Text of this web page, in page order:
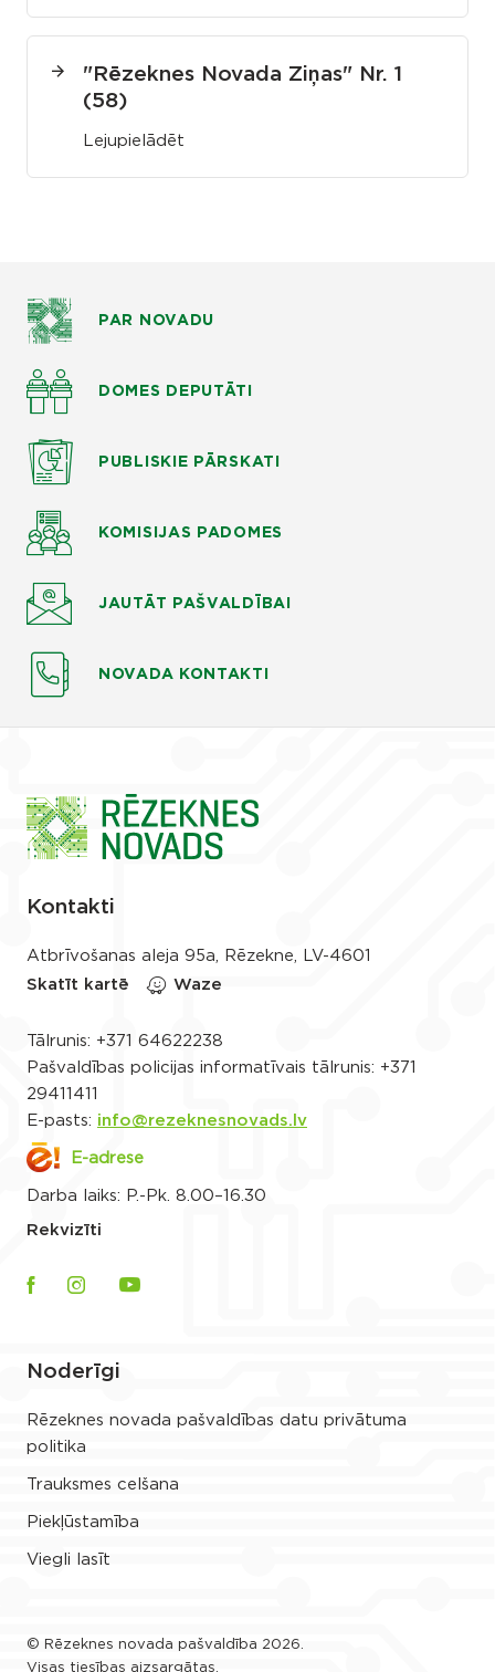
"Rēzeknes Novada Ziņas" Nr. 1
(58)
Lejupielādēt
PAR NOVADU
DOMES DEPUTĀTI
PUBLISKIE PĀRSKATI
KOMISIJAS PADOMES
JAUTĀT PAŠVALDĪBAI
NOVADA KONTAKTI
Kontakti
Atbrīvošanas aleja 95a, Rēzekne, LV-4601
Skatīt kartē
Waze
Tālrunis: +371 64622238
Pašvaldības policijas informatīvais tālrunis: +371
29411411
E-pasts: info@rezeknesnovads.lv
E-adrese
Darba laiks: P.-Pk. 8.00–16.30
Rekvizīti
Noderīgi
Rēzeknes novada pašvaldības datu privātuma
politika
Trauksmes celšana
Piekļūstamība
Viegli lasīt
© Rēzeknes novada pašvaldība 2026.
Visas tiesības aizsargātas.